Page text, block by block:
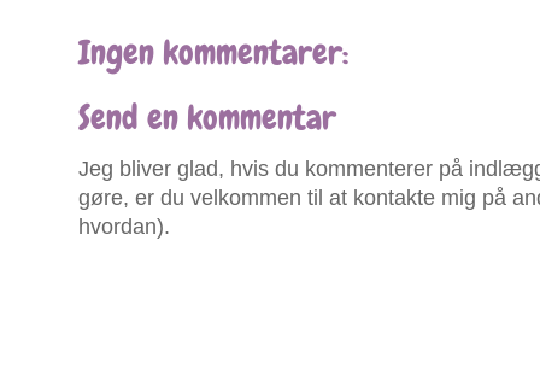
Ingen kommentarer:
Send en kommentar
Jeg bliver glad, hvis du kommenterer på
gøre, er du velkommen til at kontakte mig på
hvordan).